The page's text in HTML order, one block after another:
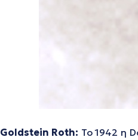
Goldstein Roth: Το 1942 η